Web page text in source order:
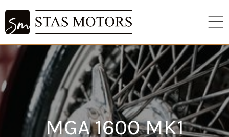
MGA 1600 MK1